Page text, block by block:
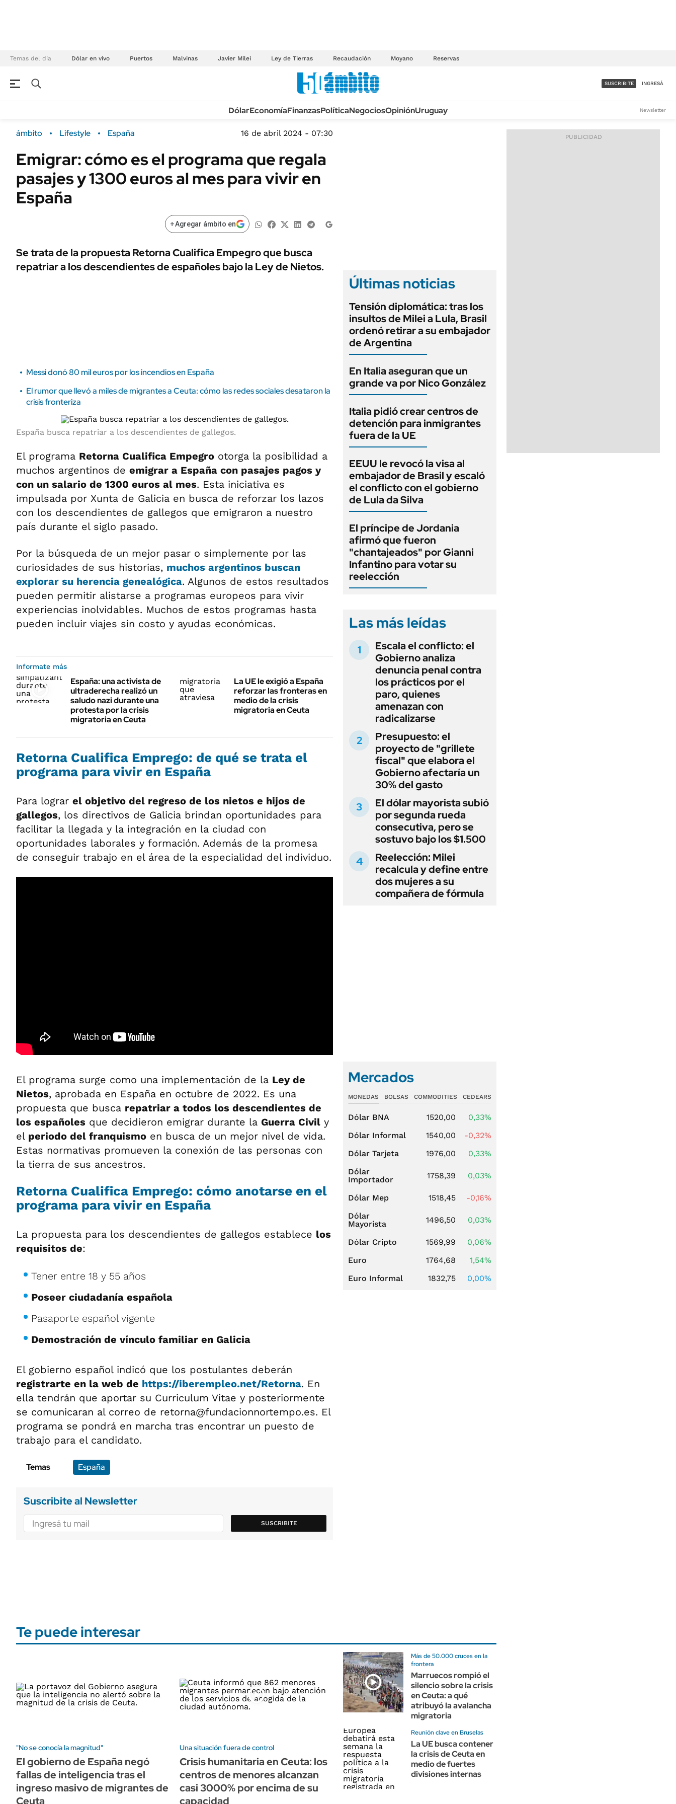
Temas del día Dólar en vivo Puertos Malvinas Javier Milei Ley de Tierras Recaudación Moyano Reservas
Campo
FINANZAS
Dólar
Sustentabilidad
URUGUAY
TECNOLOGÍA
MÉXICO
MUNDO
INFORMACIÓN GENERAL
AUTOS
ACCESO FULL - $1.800/MES
SUSCRIBITE INGRESÁ
DólarEconomíaFinanzasPolíticaNegociosOpiniónUruguay Newsletter
ámbito Lifestyle España 16 de abril 2024 - 07:30
Emigrar: cómo es el programa que regala
pasajes y 1300 euros al mes para vivir en
España
+Agregar ámbito en
Se trata de la propuesta Retorna Cualifica Empegro que busca
repatriar a los descendientes de españoles bajo la Ley de Nietos.
Messi donó 80 mil euros por los incendios en España
El rumor que llevó a miles de migrantes a Ceuta: cómo las redes sociales desataron la
crisis fronteriza
España busca repatriar a los descendientes de gallegos.
El programa Retorna Cualifica Empegro otorga la posibilidad a
muchos argentinos de emigrar a España con pasajes pagos y
con un salario de 1300 euros al mes. Esta iniciativa es
impulsada por Xunta de Galicia en busca de reforzar los lazos
con los descendientes de gallegos que emigraron a nuestro
país durante el siglo pasado.
Por la búsqueda de un mejor pasar o simplemente por las
curiosidades de sus historias, muchos argentinos buscan
explorar su herencia genealógica. Algunos de estos resultados
pueden permitir alistarse a programas europeos para vivir
experiencias inolvidables. Muchos de estos programas hasta
pueden incluir viajes sin costo y ayudas económicas.
Informate más
España: una activista de
ultraderecha realizó un
saludo nazi durante una
protesta por la crisis
migratoria en Ceuta
La UE le exigió a España
reforzar las fronteras en
medio de la crisis
migratoria en Ceuta
Retorna Cualifica Emprego: de qué se trata el
programa para vivir en España
Para lograr el objetivo del regreso de los nietos e hijos de
gallegos, los directivos de Galicia brindan oportunidades para
facilitar la llegada y la integración en la ciudad con
oportunidades laborales y formación. Además de la promesa
de conseguir trabajo en el área de la especialidad del individuo.
El programa surge como una implementación de la Ley de
Nietos, aprobada en España en octubre de 2022. Es una
propuesta que busca repatriar a todos los descendientes de
los españoles que decidieron emigrar durante la Guerra Civil y
el periodo del franquismo en busca de un mejor nivel de vida.
Estas normativas promueven la conexión de las personas con
la tierra de sus ancestros.
Retorna Cualifica Emprego: cómo anotarse en el
programa para vivir en España
La propuesta para los descendientes de gallegos establece los
requisitos de:
Tener entre 18 y 55 años
Poseer ciudadanía española
Pasaporte español vigente
Demostración de vínculo familiar en Galicia
El gobierno español indicó que los postulantes deberán
registrarte en la web de https://iberempleo.net/Retorna. En
ella tendrán que aportar su Curriculum Vitae y posteriormente
se comunicaran al correo de retorna@fundacionnortempo.es. El
programa se pondrá en marcha tras encontrar un puesto de
trabajo para el candidato.
Temas España
Suscribite al Newsletter
SUSCRIBITE
Últimas noticias
Tensión diplomática: tras los
insultos de Milei a Lula, Brasil
ordenó retirar a su embajador
de Argentina
En Italia aseguran que un
grande va por Nico González
Italia pidió crear centros de
detención para inmigrantes
fuera de la UE
EEUU le revocó la visa al
embajador de Brasil y escaló
el conflicto con el gobierno
de Lula da Silva
El príncipe de Jordania
afirmó que fueron
"chantajeados" por Gianni
Infantino para votar su
reelección
Las más leídas
Escala el conflicto: el
Gobierno analiza
denuncia penal contra
los prácticos por el
paro, quienes
amenazan con
radicalizarse
Presupuesto: el
proyecto de "grillete
fiscal" que elabora el
Gobierno afectaría un
30% del gasto
El dólar mayorista subió
por segunda rueda
consecutiva, pero se
sostuvo bajo los $1.500
Reelección: Milei
recalcula y define entre
dos mujeres a su
compañera de fórmula
Mercados
MONEDAS BOLSAS COMMODITIES CEDEARS
Dólar BNA 1520,00
0,33%
Dólar Informal
1540,00
-0,32%
Dólar Tarjeta
1976,00
0,33%
Dólar
Importador
1758,39 0,03%
Dólar Mep 1518,45
-0,16%
Dólar
Mayorista
1496,50 0,03%
Dólar Cripto 1569,99
0,06%
Euro
1764,68
1,54%
Euro Informal
1832,75 0,00%
Te puede interesar
"No se conocía la magnitud"
El gobierno de España negó
fallas de inteligencia tras el
ingreso masivo de migrantes de
Ceuta
Una situación fuera de control
Crisis humanitaria en Ceuta: los
centros de menores alcanzan
casi 3000% por encima de su
capacidad
Más de 50.000 cruces en la
frontera
Marruecos rompió el
silencio sobre la crisis
en Ceuta: a qué
atribuyó la avalancha
migratoria
Reunión clave en Bruselas
La UE busca contener
la crisis de Ceuta en
medio de fuertes
divisiones internas